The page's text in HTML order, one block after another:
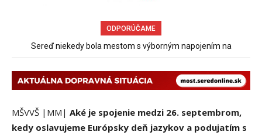
ODPORÚČAME
Sereď niekedy bola mestom s výborným napojením na
Pri venčení na Jesenského ulici mal usmrtiť psíka vlčiak, ktorý
MŠVVŠ |MM| Aké je spojenie medzi 26. septembrom,
kedy oslavujeme Európsky deň jazykov a podujatím s